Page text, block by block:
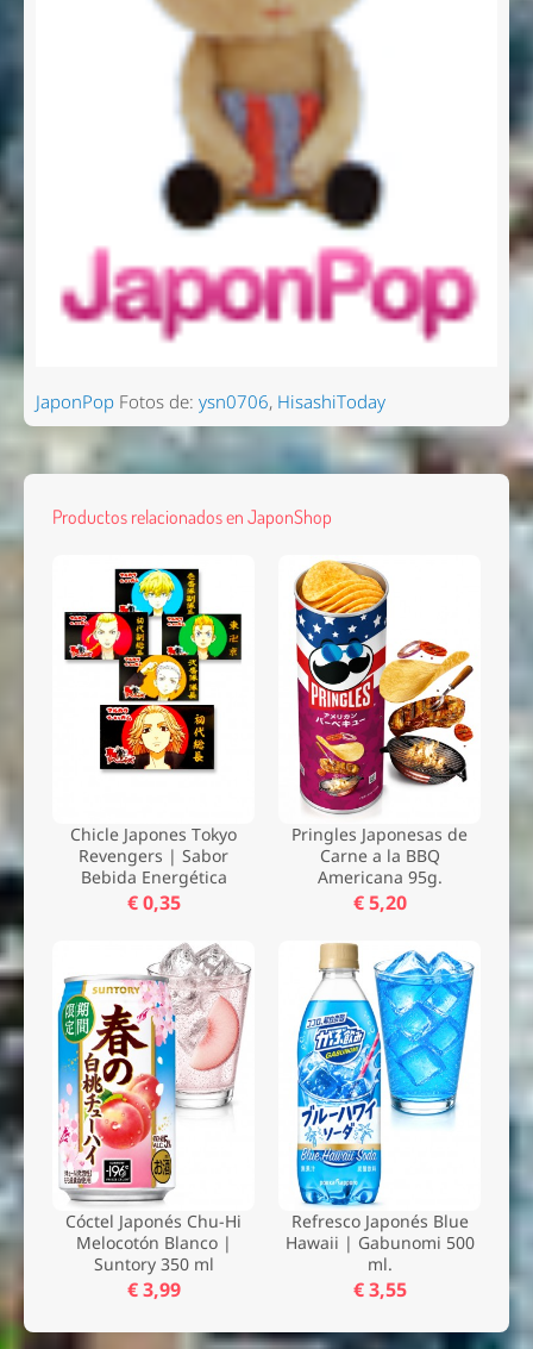
JaponPopFotos de: ysn0706, HisashiToday
Productos relacionados en JaponShop
Chicle Japones Tokyo
Revengers | Sabor
Bebida Energética
€ 0,35
Pringles Japonesas de
Carne a la BBQ
Americana 95g.
€ 5,20
Cóctel Japonés Chu-Hi
Melocotón Blanco |
Suntory 350 ml
€ 3,99
Refresco Japonés Blue
Hawaii | Gabunomi 500
ml.
€ 3,55